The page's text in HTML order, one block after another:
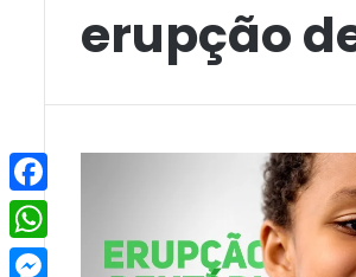
erupção
Facebook
WhatsApp